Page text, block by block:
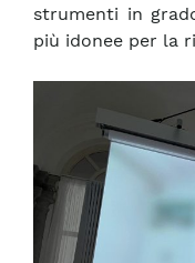
strumenti in
più idonee per la